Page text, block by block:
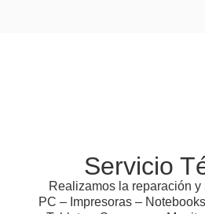
Servicio
Realizamos la reparación
PC – Impresoras –